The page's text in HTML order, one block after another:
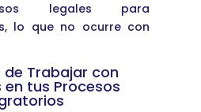
legales para
lo que no ocurre con
de Trabajar con
tus Procesos